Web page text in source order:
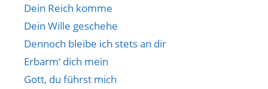
Dein Reich komme
Dein Wille geschehe
Dennoch bleibe ich stets an dir
Erbarm‘ dich mein
Gott, du führst mich